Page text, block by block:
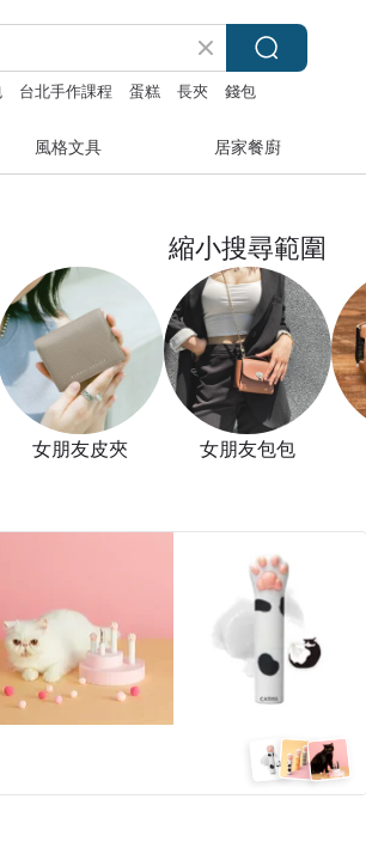
台北手作課程 蛋糕 長夾 錢包
風格文具 居家餐廚
縮小搜尋範圍
女朋友皮夾 女朋友包包